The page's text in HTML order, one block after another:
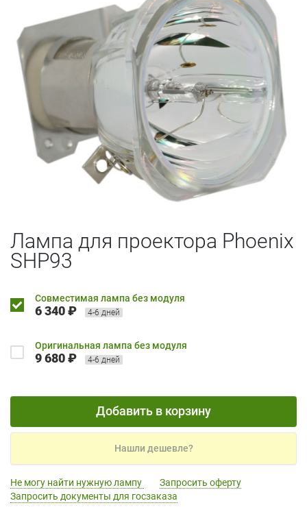
Лампа для проектора Phoenix
SHP93
Совместимая лампа без модуля
6 340 ₽ 4-6 дней
Оригинальная лампа без модуля
9 680 ₽ 4-6 дней
Добавить в корзину
Нашли дешевле?
Не могу найти нужную лампу
Запросить оферту
Запросить документы для госзаказа